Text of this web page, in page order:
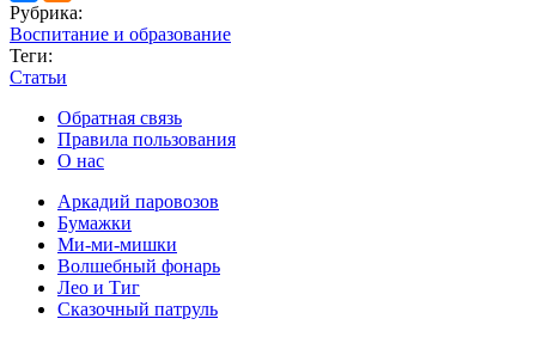
Рубрика:
Воспитание и образование
Теги:
Статьи
Обратная связь
Правила пользования
О нас
Аркадий паровозов
Бумажки
Ми-ми-мишки
Волшебный фонарь
Лео и Тиг
Сказочный патруль